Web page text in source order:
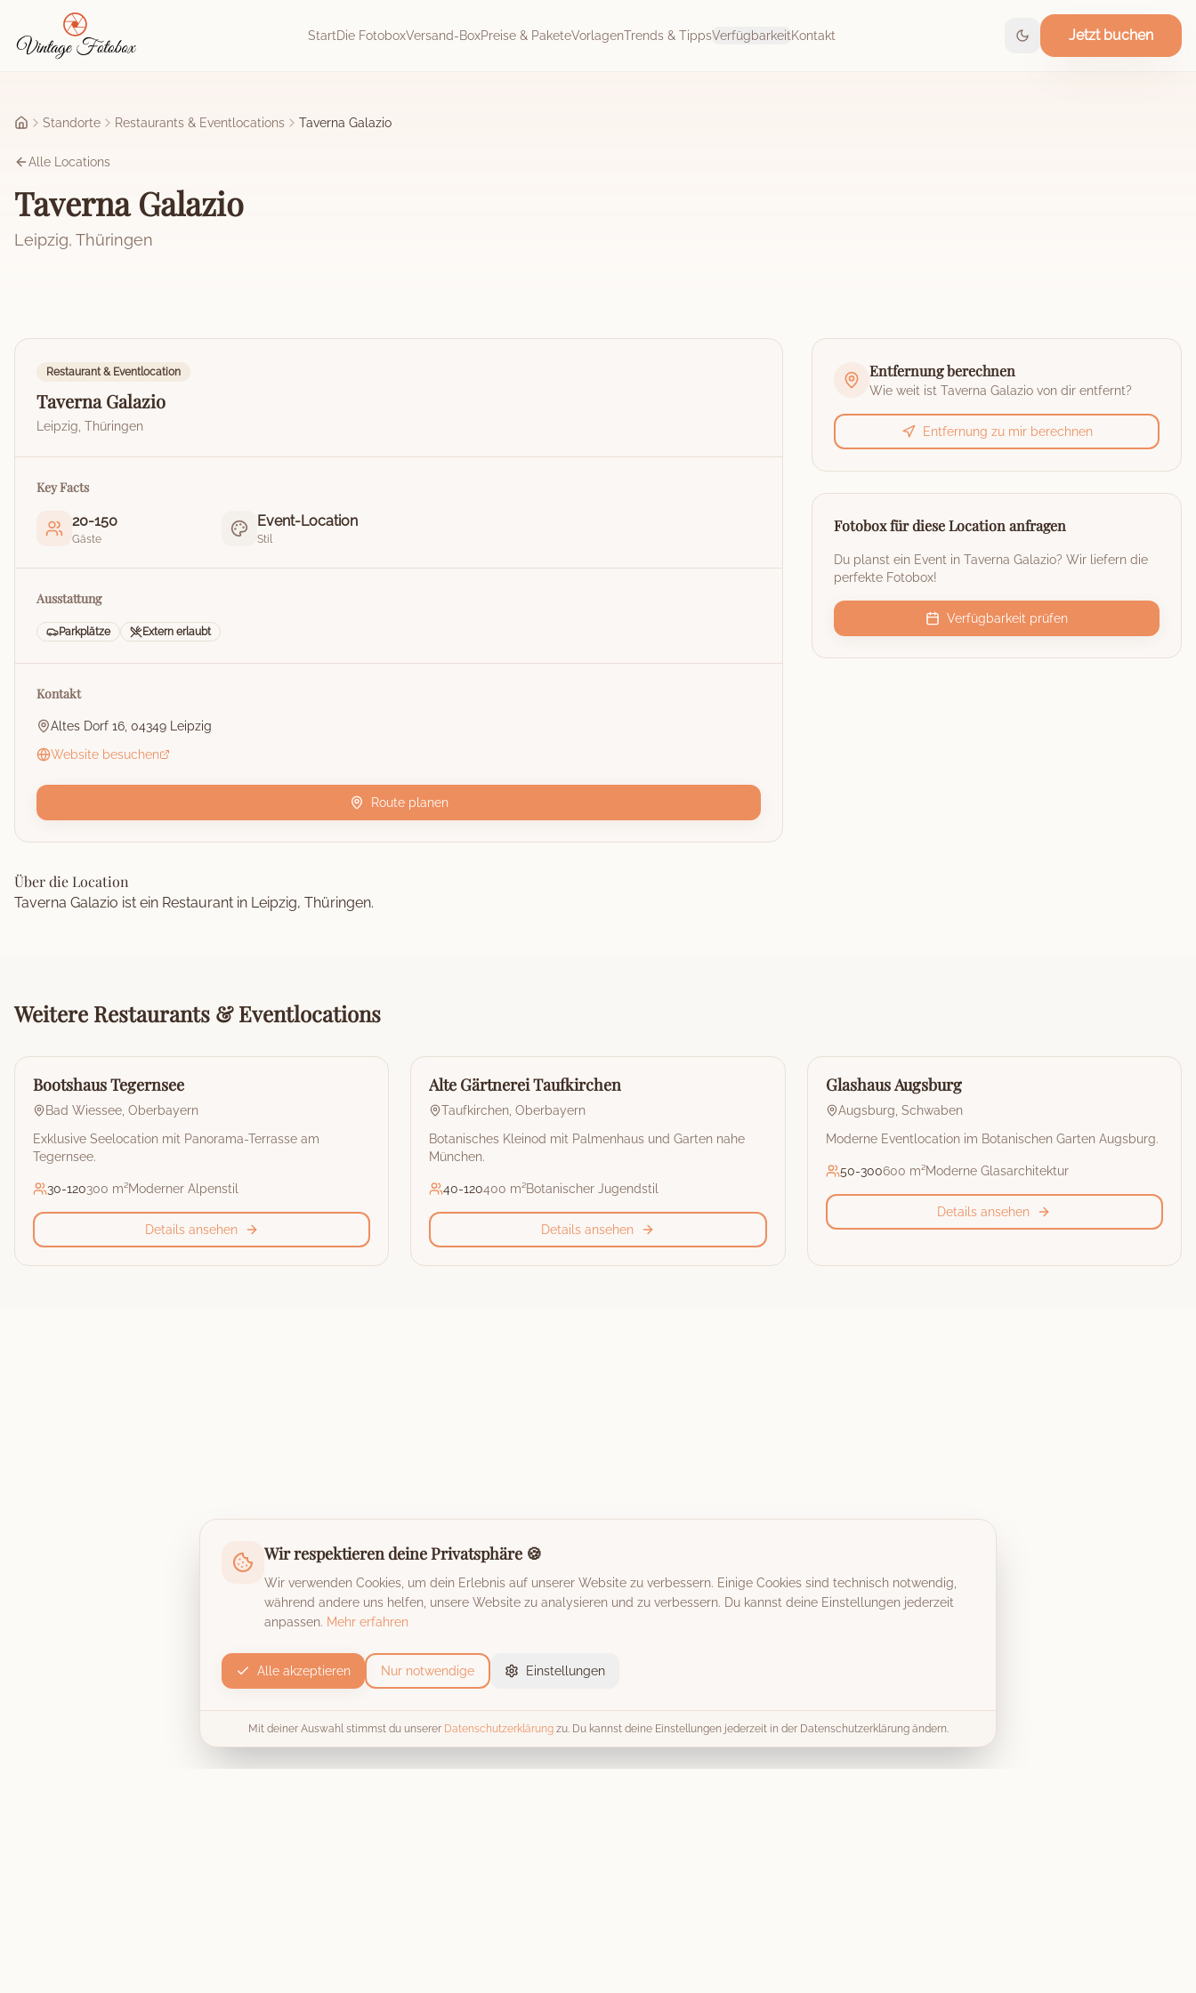
Wir respektieren deine Privatsphäre 🍪
Wir verwenden Cookies, um dein Erlebnis auf unserer Website zu verbessern. Einige Cookies sind technisch notwendig,
während andere uns helfen, unsere Website zu analysieren und zu verbessern. Du kannst deine Einstellungen jederzeit
anpassen. Mehr erfahren
Alle akzeptieren Nur notwendige Einstellungen
Mit deiner Auswahl stimmst du unserer Datenschutzerklärung zu. Du kannst deine Einstellungen jederzeit in der Datenschutzerklärung ändern.
Zum Hauptinhalt springen
StartDie FotoboxVersand-BoxPreise & PaketeVorlagenTrends & TippsVerfügbarkeitKontakt Jetzt buchen
Startseite
Standorte Restaurants & Eventlocations Taverna Galazio
Alle Locations
Taverna Galazio
Leipzig, Thüringen
Restaurant & Eventlocation
Taverna Galazio
Leipzig Thüringen
Key Facts
20-150
Gäste
Event-Location
Stil
Ausstattung
Parkplätze Extern erlaubt
Kontakt
Altes Dorf 16, 04349 Leipzig
Website besuchen
Route planen
Über die Location
Taverna Galazio ist ein Restaurant in Leipzig, Thüringen.
Entfernung berechnen
Wie weit ist Taverna Galazio von dir entfernt?
Entfernung zu mir berechnen
Fotobox für diese Location anfragen
Du planst ein Event in Taverna Galazio? Wir liefern die
perfekte Fotobox!
Verfügbarkeit prüfen
Weitere Restaurants & Eventlocations
🏰
Restaurant & Eventlocation
Bootshaus Tegernsee
Bad Wiessee Oberbayern
Exklusive Seelocation mit Panorama-Terrasse am
Tegernsee.
30-120300 m²Moderner Alpenstil
Details ansehen
🏰
Restaurant & Eventlocation
Alte Gärtnerei Taufkirchen
Taufkirchen ,Oberbayern
Botanisches Kleinod mit Palmenhaus und Garten nahe
München.
40-120400 m²Botanischer Jugendstil
Details ansehen
🏰
Restaurant & Eventlocation
Glashaus Augsburg
Augsburg Schwaben
Moderne Eventlocation im Botanischen Garten Augsburg.
50-300600 m²Moderne Glasarchitektur
Details ansehen